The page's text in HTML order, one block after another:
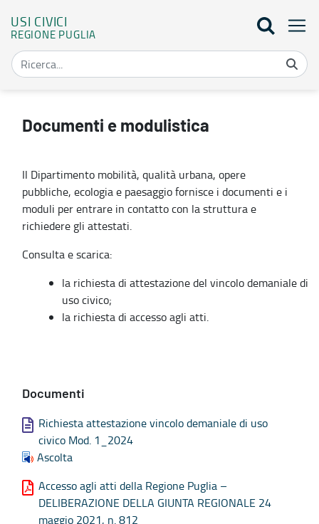
USI CIVICI
REGIONE PUGLIA
Documenti e modulistica
Il Dipartimento mobilità, qualità urbana, opere
pubbliche, ecologia e paesaggio fornisce i documenti e i
moduli per entrare in contatto con la struttura e
richiedere gli attestati.
Consulta e scarica:
la richiesta di attestazione del vincolo demaniale di
uso civico;
la richiesta di accesso agli atti.
Documenti
Richiesta attestazione vincolo demaniale di uso
civico Mod. 1_2024
Ascolta
Accesso agli atti della Regione Puglia –
DELIBERAZIONE DELLA GIUNTA REGIONALE 24
maggio 2021, n. 812